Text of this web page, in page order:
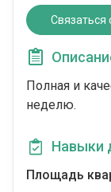
Связаться
Полная и
неделю.
Навыки
Площадь